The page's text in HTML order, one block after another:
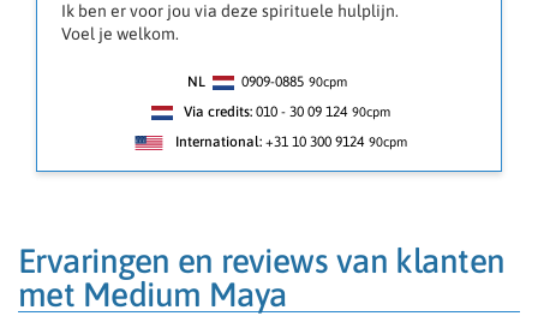
Ik ben er voor jou via deze spirituele hulplijn.
Voel je welkom.
NL 0909-0885 90cpm
Via credits: 010 - 30 09 124 90cpm
International: +31 10 300 9124 90cpm
Ervaringen en reviews van klanten
met Medium Maya